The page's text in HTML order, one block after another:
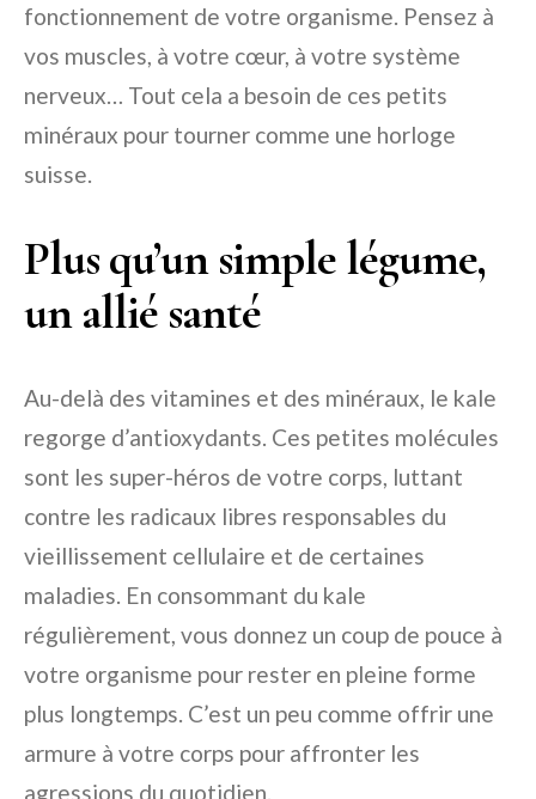
fonctionnement de votre organisme. Pensez à
vos muscles, à votre cœur, à votre système
nerveux… Tout cela a besoin de ces petits
minéraux pour tourner comme une horloge
suisse.
Plus qu’un simple légume,
un allié santé
Au-delà des vitamines et des minéraux, le kale
regorge d’antioxydants. Ces petites molécules
sont les super-héros de votre corps, luttant
contre les radicaux libres responsables du
vieillissement cellulaire et de certaines
maladies. En consommant du kale
régulièrement, vous donnez un coup de pouce à
votre organisme pour rester en pleine forme
plus longtemps. C’est un peu comme offrir une
armure à votre corps pour affronter les
agressions du quotidien.